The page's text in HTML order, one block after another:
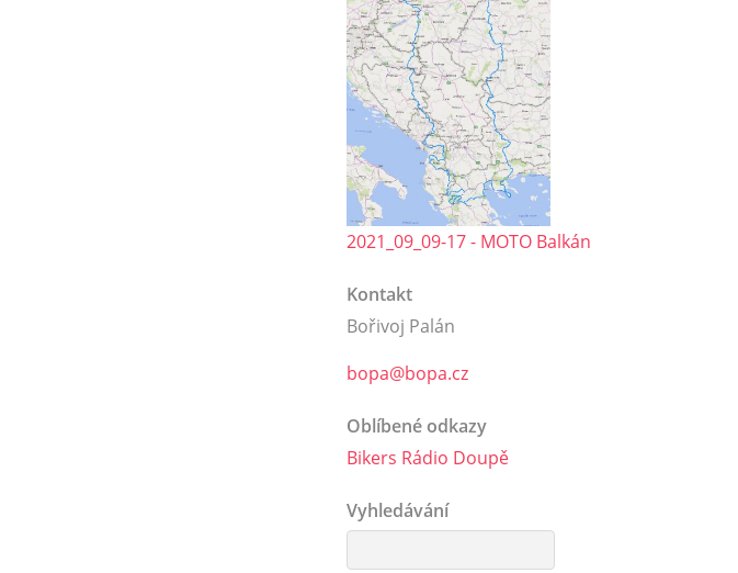
2021_09_09-17 - MOTO Balkán
Kontakt
Bořivoj Palán
bopa@bopa.cz
Oblíbené odkazy
Bikers Rádio Doupě
Vyhledávání